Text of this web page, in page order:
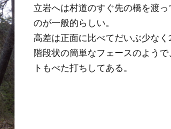
立岩へは村道のすぐ先の橋を渡
のが一般的らしい。
高差は正面に比べてだいぶ少なく
階段状の簡単なフェースのよう
トもべた打ちしてある。